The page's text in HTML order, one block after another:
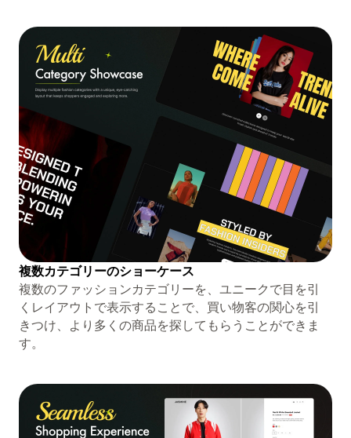
複数カテゴリーのショーケース
複数のファッションカテゴリーを、ユニークで目を引
くレイアウトで表示することで、買い物客の関心を引
きつけ、より多くの商品を探してもらうことができま
す。